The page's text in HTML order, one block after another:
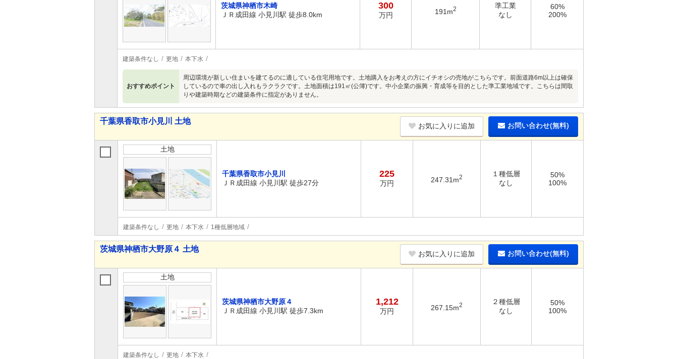
茨城県神栖市木崎
ＪＲ成田線 小見川駅 徒歩8.0km
300
万円 191m2
準工業
なし
60%
200%
建築条件なし 更地 本下水
おすすめポイント
周辺環境が新しい住まいを建てるのに適している住宅用地です。土地購入をお考えの方にイチオシの売地がこちらです。前面道路6m以上は確保
しているので車の出し入れもラクラクです。土地面積は191㎡(公簿)です。中小企業の振興・育成等を目的とした準工業地域です。こちらは間取
りや建築時期などの建築条件に指定がありません。
千葉県香取市小見川 土地
お気に入りに追加 お問い合わせ(無料)
土地
千葉県香取市小見川
ＪＲ成田線 小見川駅 徒歩27分
225
万円 247.31m2
１種低層
なし
50%
100%
建築条件なし 更地 本下水 1種低層地域
茨城県神栖市大野原４ 土地
お気に入りに追加 お問い合わせ(無料)
土地
茨城県神栖市大野原４
ＪＲ成田線 小見川駅 徒歩7.3km
1,212
万円 267.15m2
２種低層
なし
50%
100%
建築条件なし 更地 本下水